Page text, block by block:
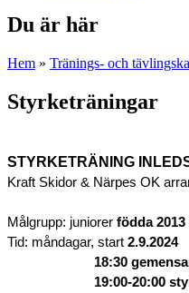
Du är här
Hem » Tränings- och
Styrketräningar
STYRKETRÄNING
Kraft Skidor & Närpes OK
Målgrupp: juniorer födda
Tid: måndagar, start 2.9.2024
18:30
19:00-20:00